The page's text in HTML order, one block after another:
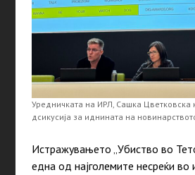
Уредничката на ИРЛ, Сашка Цветковска
дсикусија за иднината на
Истражувањето „Убиство во
една од најголемите несреќи во